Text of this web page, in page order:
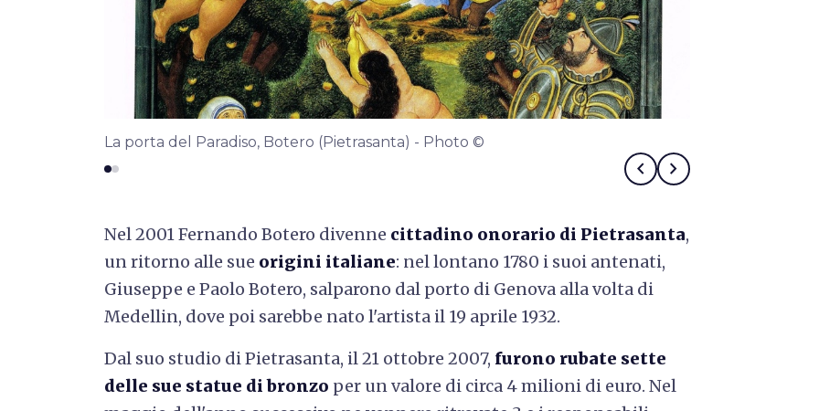
La porta del Paradiso, Botero (Pietrasanta) - Photo ©
chevron_left chevron_right
Nel 2001 Fernando Botero divenne cittadino onorario di Pietrasanta,
un ritorno alle sue origini italiane: nel lontano 1780 i suoi antenati,
Giuseppe e Paolo Botero, salparono dal porto di Genova alla volta di
Medellin, dove poi sarebbe nato l'artista il 19 aprile 1932.
Dal suo studio di Pietrasanta, il 21 ottobre 2007, furono rubate sette
delle sue statue di bronzo per un valore di circa 4 milioni di euro. Nel